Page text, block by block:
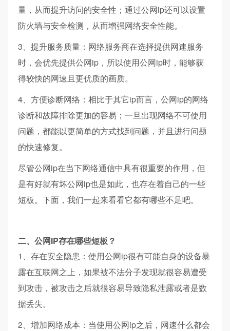
量，从而提升访问的安全性；通过公网ip还可以设置
防火墙与安全检测，从而增强网络安全性能。
3、提升服务质量：网络服务商在选择提供网速服务
时，会优先提供公网ip，所以使用公网ip时，能够获
得较快的网速且更优质的画质。
4、方便诊断网络：相比于其它ip而言，公网ip的网络
诊断和故障排除更加的容易；一旦出现网络不可使用
问题，都能以更简单的方式找到问题，并且进行问题
的快速修复。
尽管公网ip在当下网络通信中具有很重要的作用，但
是有好就有坏公网ip也是如此，也存在着自己的一些
短板。下面，我们一起来看看它都有哪些不足吧。
二、公网IP存在哪些短板？
1、存在安全隐患：使用公网ip很有可能自身的设备暴
露在互联网之上，如果被不法分子发现就很容易遭受
到攻击，被攻击之后就很容易导致隐私泄露或者是数
据丢失。
2、增加网络成本：当使用公网ip之后，网速什么都会